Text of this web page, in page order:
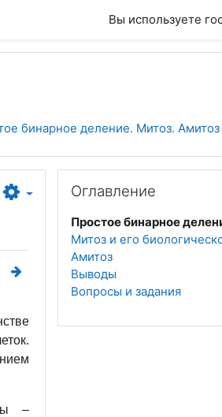
Вы используете
бинарное деление. Митоз. Амитоз
–
Оглавление
Простое бинарное
Митоз и его
Амитоз
Выводы
Вопросы и задания